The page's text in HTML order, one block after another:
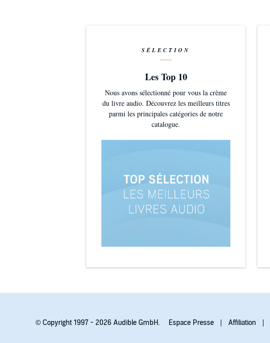
SÉLECTION
Les Top 10
Nous avons sélectionné pour vous la crème
du livre audio. Découvrez les meilleurs titres
parmi les principales catégories de notre
catalogue.
© Copyright 1997 - 2026 Audible GmbH. Espace Presse Affiliation